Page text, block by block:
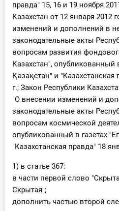
правда" 15, 16 и 19 ноября
Казахстан от 12 января 2012
изменений и дополнений в
законодательные акты
вопросам развития
Казахстан", опубликованный
Қазақстан" и "Казахстанская
г.; Закон Республики
"О внесении изменений и
законодательные акты
вопросам космической
опубликованный в газетах
"Казахстанская правда" 18
1) в статье 367:
в части первой слово
Скрытая";
дополнить частью второй